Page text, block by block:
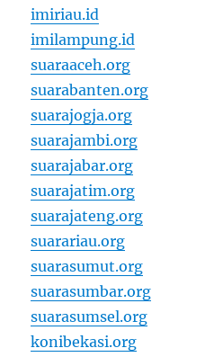
imiriau.id
imilampung.id
suaraaceh.org
suarabanten.org
suarajogja.org
suarajambi.org
suarajabar.org
suarajatim.org
suarajateng.org
suarariau.org
suarasumut.org
suarasumbar.org
suarasumsel.org
konibekasi.org